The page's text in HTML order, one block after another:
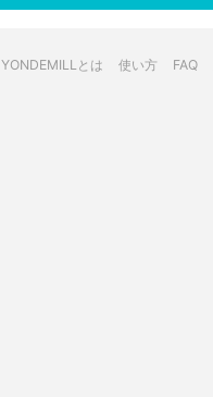
YONDEMILLとは 使い方 FAQ